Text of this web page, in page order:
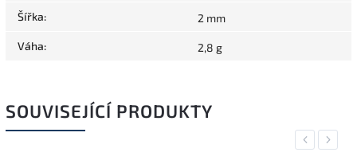
Šířka: 2 mm
Váha: 2,8 g
SOUVISEJÍCÍ PRODUKTY
Previous
Next